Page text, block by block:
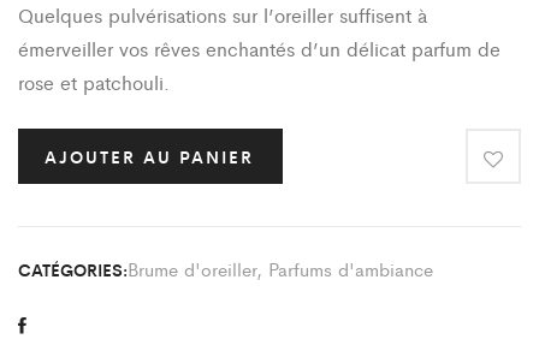
Quelques pulvérisations sur l’oreiller suffisent à
émerveiller vos rêves enchantés d’un délicat parfum de
rose et patchouli.
AJOUTER AU PANIER
CATÉGORIES:Brume d'oreiller, Parfums d'ambiance